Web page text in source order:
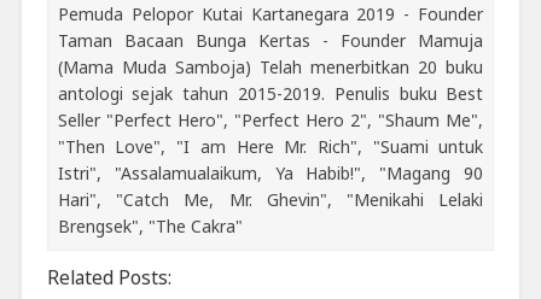
Pemuda Pelopor Kutai Kartanegara 2019 - Founder
Taman Bacaan Bunga Kertas - Founder Mamuja
(Mama Muda Samboja) Telah menerbitkan 20 buku
antologi sejak tahun 2015-2019. Penulis buku Best
Seller "Perfect Hero", "Perfect Hero 2", "Shaum Me",
"Then Love", "I am Here Mr. Rich", "Suami untuk
Istri", "Assalamualaikum, Ya Habib!", "Magang 90
Hari", "Catch Me, Mr. Ghevin", "Menikahi Lelaki
Brengsek", "The Cakra"
Related Posts: